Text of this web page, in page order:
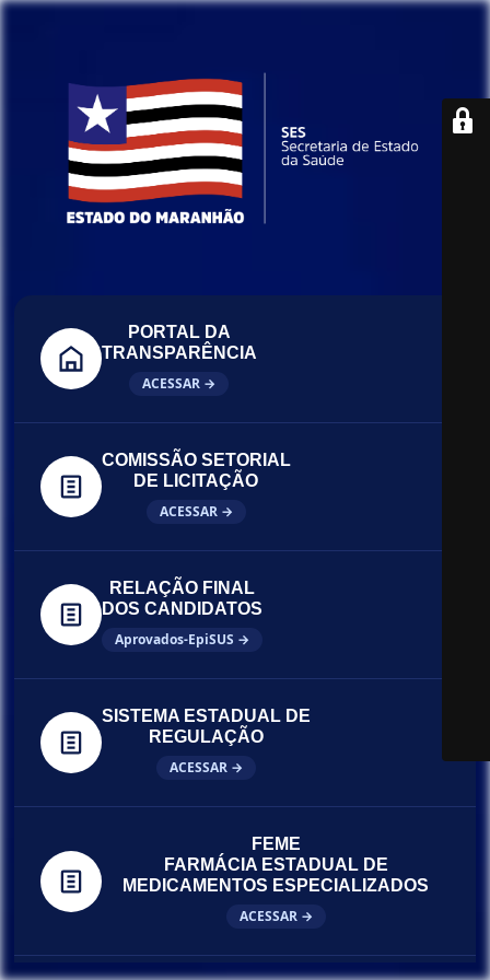
PORTAL DA
TRANSPARÊNCIA
ACESSAR →
COMISSÃO SETORIAL
DE LICITAÇÃO
ACESSAR →
RELAÇÃO FINAL
DOS CANDIDATOS
Aprovados-EpiSUS →
SISTEMA ESTADUAL DE
REGULAÇÃO
ACESSAR →
FEME
FARMÁCIA ESTADUAL DE
MEDICAMENTOS ESPECIALIZADOS
ACESSAR →